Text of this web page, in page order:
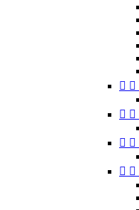
 
 
 
 